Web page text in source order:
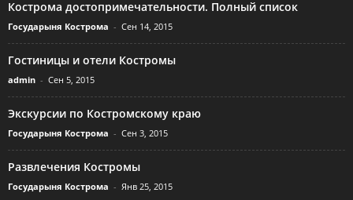
Кострома достопримечательности. Полный список
Государыня Кострома - Сен 14, 2015
Гостиницы и отели Костромы
admin - Сен 5, 2015
Экскурсии по Костромскому краю
Государыня Кострома - Сен 3, 2015
Развлечения Костромы
Государыня Кострома - Янв 25, 2015